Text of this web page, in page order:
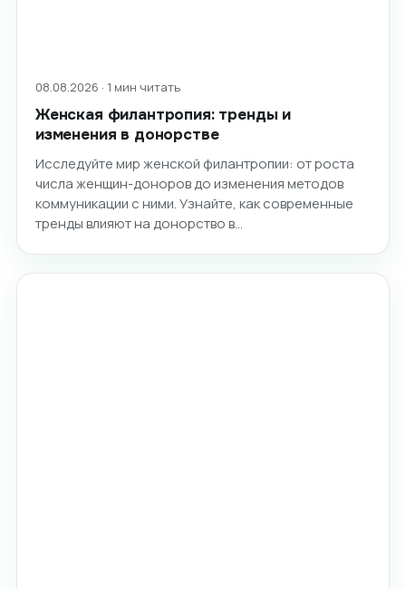
08.08.2026 · 1 мин читать
Женская филантропия: тренды и
изменения в донорстве
Исследуйте мир женской филантропии: от роста
числа женщин-доноров до изменения методов
коммуникации с ними. Узнайте, как современные
тренды влияют на донорство в…